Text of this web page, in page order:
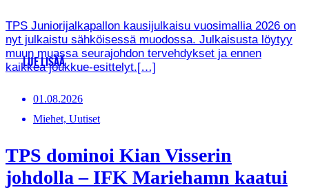
TPS Juniorijalkapallon kausijulkaisu vuosimallia 2026 on
nyt julkaistu sähköisessä muodossa. Julkaisusta löytyy
muun muassa seurajohdon tervehdykset ja ennen
kaikkea joukkue-esittelyt.[…]
LUE LISÄÄ
01.08.2026
Miehet, Uutiset
TPS dominoi Kian Visserin
johdolla – IFK Mariehamn kaatui